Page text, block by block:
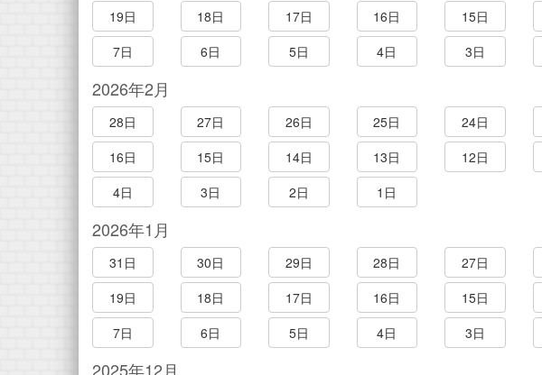
19日
18日 17日 16日 15日
7日
6日 5日 4日 3日
2026年2月
28日 27日 26日 25日 24日
16日
15日 14日 13日 12日
4日
3日 2日 1日
2026年1月
31日 30日 29日 28日 27日
19日
18日 17日 16日 15日
7日
6日 5日 4日 3日
2025年12月